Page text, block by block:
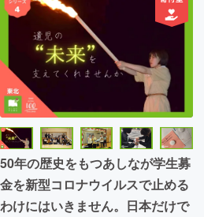
テクノロジー・ガジェット
ビジネス・起業
まちづくり・地域活性化
50年の歴史をもつあしなが学生募
金を新型コロナウイルスで止める
わけにはいきません。日本だけで